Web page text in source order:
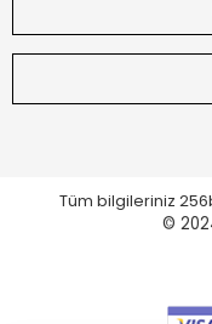
Tüm bilgileriniz
©